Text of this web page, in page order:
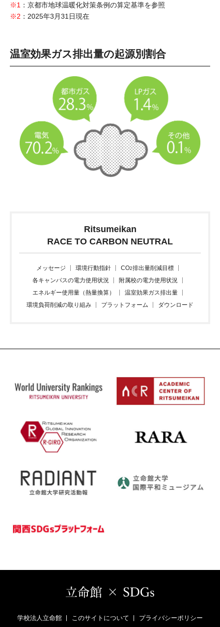
※1 ：京都市地球温暖化対策条例の算定基準を参照
※2 ：2025年3月31日現在
温室効果ガス排出量の起源別割合
Ritsumeikan
RACE TO CARBON NEUTRAL
メッセージ 環境行動指針 CO2排出量削減目標
各キャンパスの電力使用状況
附属校の電力使用状況
エネルギー使用量（熱量換算）
温室効果ガス排出量
環境負荷削減の取り組み
プラットフォーム ダウンロード
学校法人立命館 このサイトについて プライバシーポリシー